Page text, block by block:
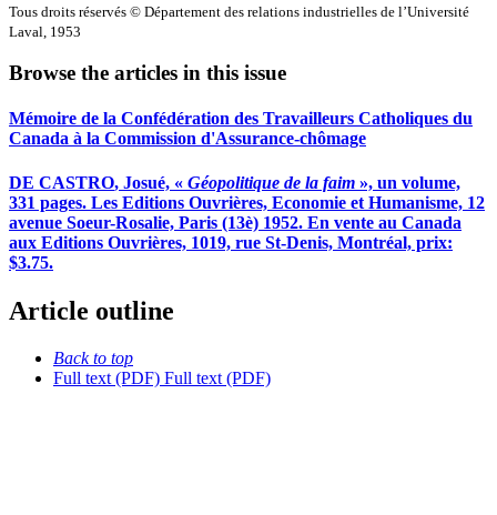
Tous droits réservés © Département des relations industrielles de l’Université
Laval, 1953
Browse the articles in this issue
Mémoire de la Confédération des Travailleurs Catholiques du
Canada à la Commission d'Assurance-chômage
DE CASTRO, Josué, « Géopolitique de la faim », un volume,
331 pages. Les Editions Ouvrières, Economie et Humanisme, 12
avenue Soeur-Rosalie, Paris (13è) 1952. En vente au Canada
aux Editions Ouvrières, 1019, rue St-Denis, Montréal, prix:
$3.75.
Article outline
Back to top
Full text (PDF) Full text (PDF)